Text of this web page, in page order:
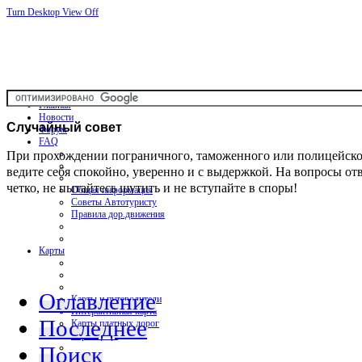
Turn Desktop View Off
Главная
Новости
Форум
FAQ
Общая информация
Советы Автотуристу
Правила дор.движения
Карты
Карты и путеводители
Интерактивная карта
Карты платных дорог
Карта сайта
Случайный совет
При прохождении пограничного, таможенного или
ведите себя спокойно, уверенно и с выдержкой. На вопросы
четко, не пытайтесь шутить и не вступайте в споры!
Оглавление
Последнее
Поиск